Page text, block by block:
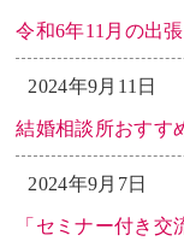
令和6年11月の出
2024年9月11日
結婚相談所おすす
2024年9月7日
「セミナー付き交